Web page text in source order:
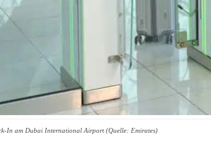
In am Dubai International Airport (Quelle: Emirates)